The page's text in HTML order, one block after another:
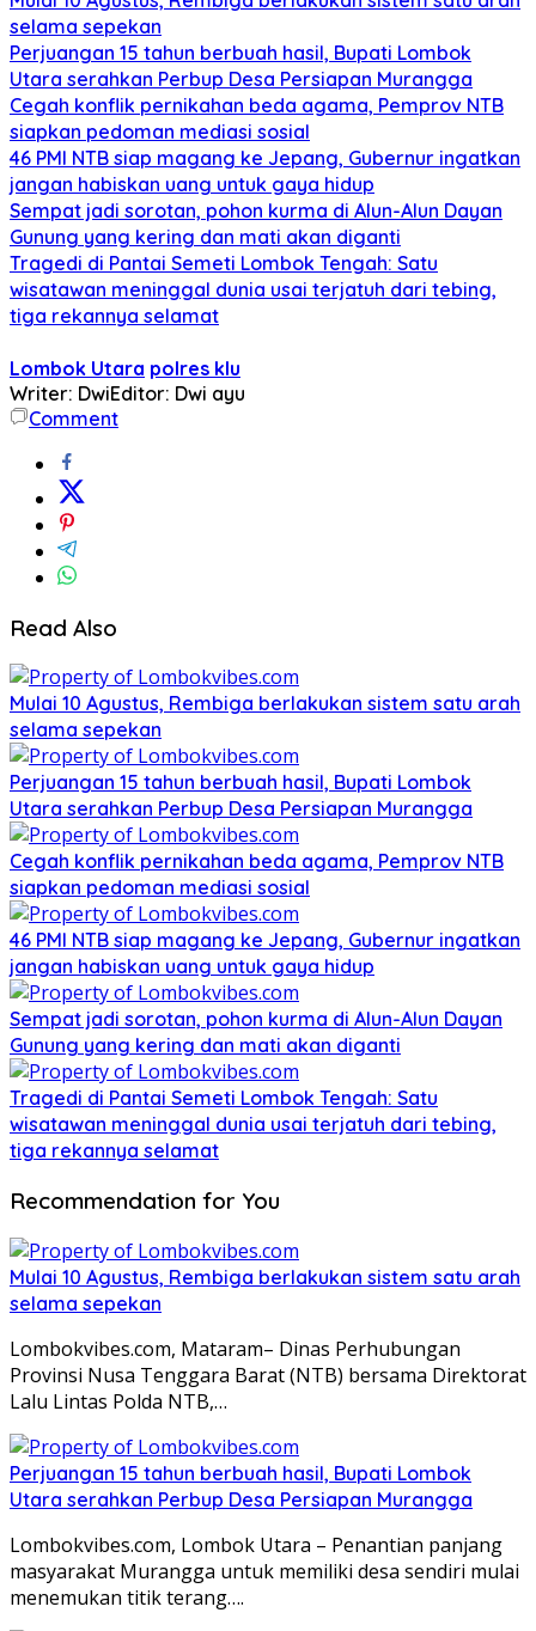
selama sepekan
Perjuangan 15 tahun berbuah hasil, Bupati Lombok
Utara serahkan Perbup Desa Persiapan Murangga
Cegah konflik pernikahan beda agama, Pemprov NTB
siapkan pedoman mediasi sosial
46 PMI NTB siap magang ke Jepang, Gubernur ingatkan
jangan habiskan uang untuk gaya hidup
Sempat jadi sorotan, pohon kurma di Alun-Alun Dayan
Gunung yang kering dan mati akan diganti
Tragedi di Pantai Semeti Lombok Tengah: Satu
wisatawan meninggal dunia usai terjatuh dari tebing,
tiga rekannya selamat
Lombok Utara polres klu
Writer: DwiEditor: Dwi ayu
Comment
Read Also
Mulai 10 Agustus, Rembiga berlakukan sistem satu arah
selama sepekan
Perjuangan 15 tahun berbuah hasil, Bupati Lombok
Utara serahkan Perbup Desa Persiapan Murangga
Cegah konflik pernikahan beda agama, Pemprov NTB
siapkan pedoman mediasi sosial
46 PMI NTB siap magang ke Jepang, Gubernur ingatkan
jangan habiskan uang untuk gaya hidup
Sempat jadi sorotan, pohon kurma di Alun-Alun Dayan
Gunung yang kering dan mati akan diganti
Tragedi di Pantai Semeti Lombok Tengah: Satu
wisatawan meninggal dunia usai terjatuh dari tebing,
tiga rekannya selamat
Recommendation for You
Mulai 10 Agustus, Rembiga berlakukan sistem satu arah
selama sepekan
Lombokvibes.com, Mataram– Dinas Perhubungan
Provinsi Nusa Tenggara Barat (NTB) bersama Direktorat
Lalu Lintas Polda NTB,…
Perjuangan 15 tahun berbuah hasil, Bupati Lombok
Utara serahkan Perbup Desa Persiapan Murangga
Lombokvibes.com, Lombok Utara – Penantian panjang
masyarakat Murangga untuk memiliki desa sendiri mulai
menemukan titik terang….